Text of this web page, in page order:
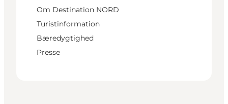
Om Destination NORD
Turistinformation
Bæredygtighed
Presse